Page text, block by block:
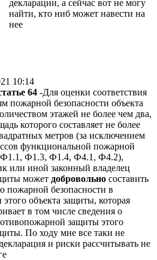
декларации, а сейчас вот не могу
найти, кто ниб может навести на
нее
10:14
64 -Для оценки соответствия
пожарной безопасности объекта
этажей не более чем два,
которого составляет не более
метров (за исключением
функциональной пожарной
Ф1.1, Ф1.3, Ф1.4, Ф4.1, Ф4.2),
или иной законный владелец
может добровольно составить
пожарной безопасности в
объекта защиты, которая
в том числе сведения о
защиты этого
По ходу мне все таки не
и риски рассчитывать не